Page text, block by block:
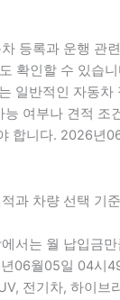
등록과 운행 관
확인할 수 있습
일반적인 자동차
여부나 견적 조
합니다. 2026년
과 차량 선택 기준
서는 월 납입금
06월05일 04시
전기차, 하이브